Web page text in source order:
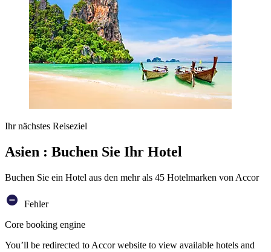
Ihr nächstes Reiseziel
Asien : Buchen Sie Ihr Hotel
Buchen Sie ein Hotel aus den mehr als 45 Hotelmarken von Accor
Fehler
Core booking engine
You’ll be redirected to Accor website to view available hotels and